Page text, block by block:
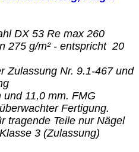
DX 53 Re max 260
275 g/m² - entspricht 20
Zulassung Nr. 9.1-467 und
11,0 mm. FMG
Fertigung.
tragende Teile nur Nägel
3 (Zulassung)